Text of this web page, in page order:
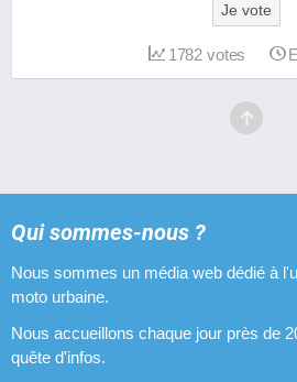
Je vote
1782 votes
Qui sommes-nous ?
Nous sommes un média web dédié à
moto urbaine.
Nous accueillons chaque jour près de
quête d'infos.